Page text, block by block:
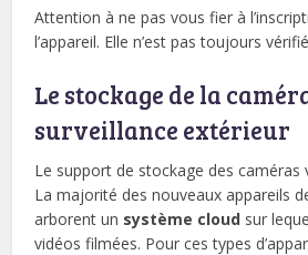
Attention à ne pas vous fier à
l’appareil. Elle n’est pas toujours
Le stockage de la
surveillance extérieur
Le support de stockage des caméras
La majorité des nouveaux appareils
arborent un système cloud sur
vidéos filmées. Pour ces types